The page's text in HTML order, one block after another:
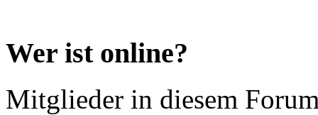
Wer ist online?
Mitglieder in diesem